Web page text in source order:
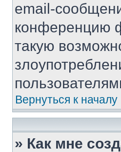
email-
конференцию
такую
Вернуться к началу
» Как мне